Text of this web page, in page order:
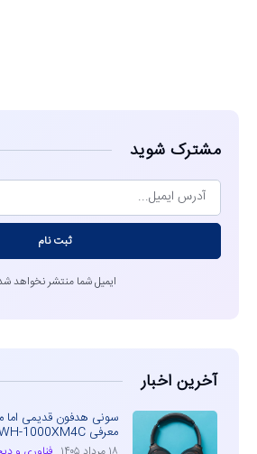
مشترک شوید
ثبت نام
ایمیل شما منتشر نخواهد
آخرین اخبار
سونی هدفون قدیمی اما
معرفی WH-1000XM4C با قیمت رقابتی